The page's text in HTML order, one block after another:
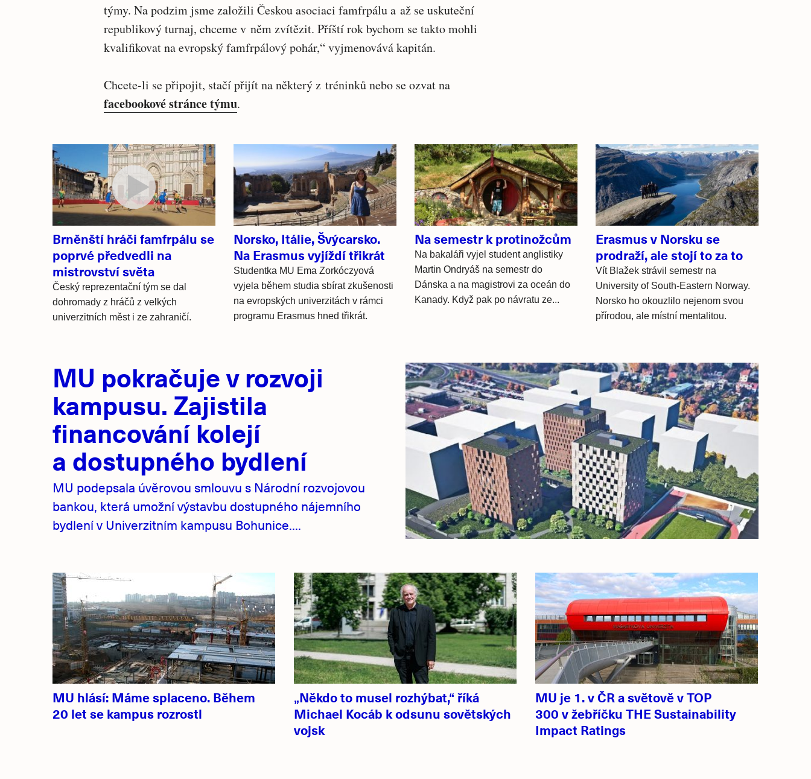
týmy. Na podzim jsme založili Českou asociaci famfrpálu a až se uskuteční
republikový turnaj, chceme v něm zvítězit. Příští rok bychom se takto mohli
kvalifikovat na evropský famfrpálový pohár,“ vyjmenovává kapitán.
Chcete-li se připojit, stačí přijít na některý z tréninků nebo se ozvat na
facebookové stránce týmu.
Související
články
Brněnští hráči famfrpálu se
poprvé předvedli na
mistrovství světa
Český reprezentační tým se dal
dohromady z hráčů z velkých
univerzitních měst i ze zahraničí.
Norsko, Itálie, Švýcarsko.
Na Erasmus vyjíždí třikrát
Studentka MU Ema Zorkóczyová
vyjela během studia sbírat zkušenosti
na evropských univerzitách v rámci
programu Erasmus hned třikrát.
Na semestr k protinožcům
Na bakaláři vyjel student anglistiky
Martin Ondryáš na semestr do
Dánska a na magistrovi za oceán do
Kanady. Když pak po návratu ze...
Erasmus v Norsku se
prodraží, ale stojí to za to
Vít Blažek strávil semestr na
University of South-Eastern Norway.
Norsko ho okouzlilo nejenom svou
přírodou, ale místní mentalitou.
novinky
MU pokračuje v rozvoji
kampusu. Zajistila
financování kolejí
a dostupného bydlení
MU podepsala úvěrovou smlouvu s Národní rozvojovou
bankou, která umožní výstavbu dostupného nájemního
bydlení v Univerzitním kampusu Bohunice....
MU hlásí: Máme splaceno. Během
20 let se kampus rozrostl
„Někdo to musel rozhýbat,“ říká
Michael Kocáb k odsunu sovětských
vojsk
MU je 1. v ČR a světově v TOP
300 v žebříčku THE Sustainability
Impact Ratings